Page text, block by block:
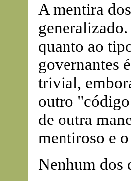
A mentira
quanto ao
governantes
trivial,
outro
de outra
mentiroso e
Nenhum dos